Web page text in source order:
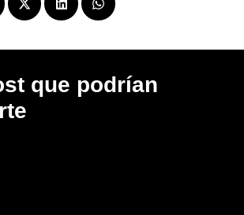
que podrían